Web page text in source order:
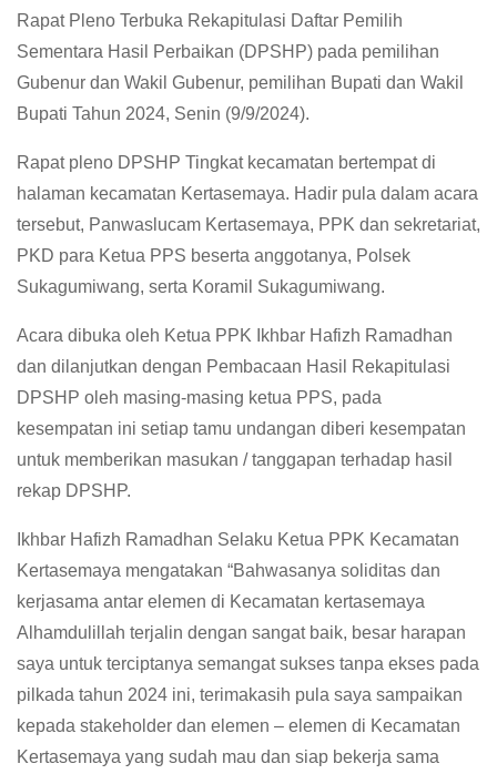
Rapat Pleno Terbuka Rekapitulasi Daftar Pemilih
Sementara Hasil Perbaikan (DPSHP) pada pemilihan
Gubenur dan Wakil Gubenur, pemilihan Bupati dan Wakil
Bupati Tahun 2024, Senin (9/9/2024).
Rapat pleno DPSHP Tingkat kecamatan bertempat di
halaman kecamatan Kertasemaya. Hadir pula dalam acara
tersebut, Panwaslucam Kertasemaya, PPK dan sekretariat,
PKD para Ketua PPS beserta anggotanya, Polsek
Sukagumiwang, serta Koramil Sukagumiwang.
Acara dibuka oleh Ketua PPK Ikhbar Hafizh Ramadhan
dan dilanjutkan dengan Pembacaan Hasil Rekapitulasi
DPSHP oleh masing-masing ketua PPS, pada
kesempatan ini setiap tamu undangan diberi kesempatan
untuk memberikan masukan / tanggapan terhadap hasil
rekap DPSHP.
Ikhbar Hafizh Ramadhan Selaku Ketua PPK Kecamatan
Kertasemaya mengatakan “Bahwasanya soliditas dan
kerjasama antar elemen di Kecamatan kertasemaya
Alhamdulillah terjalin dengan sangat baik, besar harapan
saya untuk terciptanya semangat sukses tanpa ekses pada
pilkada tahun 2024 ini, terimakasih pula saya sampaikan
kepada stakeholder dan elemen – elemen di Kecamatan
Kertasemaya yang sudah mau dan siap bekerja sama